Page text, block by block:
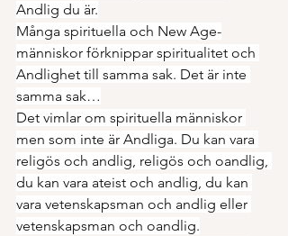
Andlig du är.
Många spirituella och New Age-
människor förknippar spiritualitet och
Andlighet till samma sak. Det är inte
samma sak…
Det vimlar om spirituella människor
men som inte är Andliga. Du kan vara
religös och andlig, religös och oandlig,
du kan vara ateist och andlig, du kan
vara vetenskapsman och andlig eller
vetenskapsman och oandlig.